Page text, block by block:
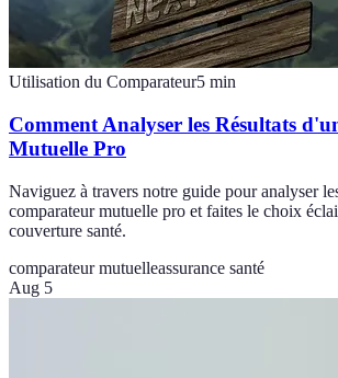
Utilisation du Comparateur5 min
Comment Analyser les Résultats
Mutuelle Pro
Naviguez à travers notre guide pour analyser
comparateur mutuelle pro et faites le choix
couverture santé.
comparateur mutuelleassurance santé
Aug 5